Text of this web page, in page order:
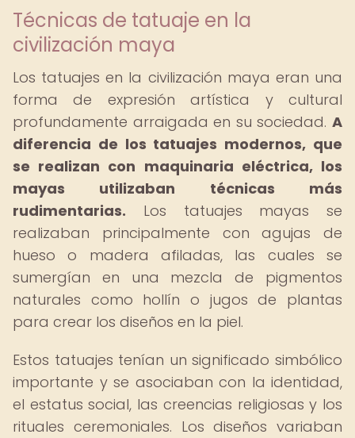
Técnicas de tatuaje en la
civilización maya
Los tatuajes en la civilización maya eran una
forma de expresión artística y cultural
profundamente arraigada en su sociedad. A
diferencia de los tatuajes modernos, que
se realizan con maquinaria eléctrica, los
mayas utilizaban técnicas más
rudimentarias. Los tatuajes mayas se
realizaban principalmente con agujas de
hueso o madera afiladas, las cuales se
sumergían en una mezcla de pigmentos
naturales como hollín o jugos de plantas
para crear los diseños en la piel.
Estos tatuajes tenían un significado simbólico
importante y se asociaban con la identidad,
el estatus social, las creencias religiosas y los
rituales ceremoniales. Los diseños variaban